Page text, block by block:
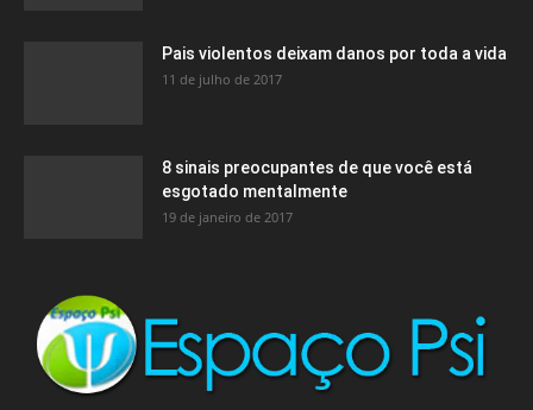
Pais violentos deixam danos por toda a vida
11 de julho de 2017
8 sinais preocupantes de que você está
esgotado mentalmente
19 de janeiro de 2017